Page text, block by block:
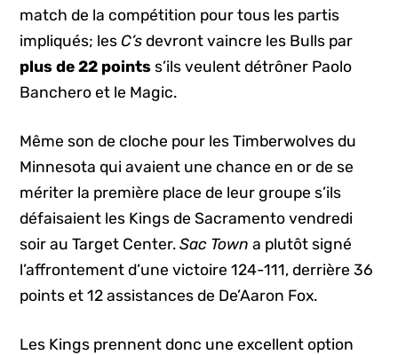
match de la compétition pour tous les partis
impliqués; lesC’s devront vaincre les Bulls par
plus de 22 points s’ils veulent détrôner Paolo
Banchero et le Magic.
Même son de cloche pour les Timberwolves du
Minnesota qui avaient une chance en or de se
mériter la première place de leur groupe s’ils
défaisaient les Kings de Sacramento vendredi
soir au Target Center.Sac Town a plutôt signé
l’affrontement d’une victoire 124-111, derrière 36
points et 12 assistances de De’Aaron Fox.
Les Kings prennent donc une excellent option